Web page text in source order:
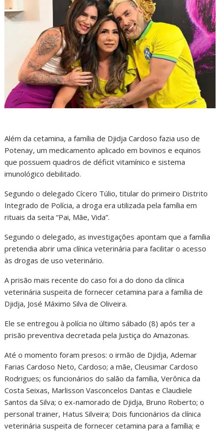
Além da cetamina, a família de Djidja Cardoso fazia uso de
Potenay, um medicamento aplicado em bovinos e equinos
que possuem quadros de déficit vitamínico e sistema
imunológico debilitado.
Segundo o delegado Cícero Túlio, titular do primeiro Distrito
Integrado de Polícia, a droga era utilizada pela família em
rituais da seita “Pai, Mãe, Vida”.
Segundo o delegado, as investigações apontam que a família
pretendia abrir uma clínica veterinária para facilitar o acesso
às drogas de uso veterinário.
A prisão mais recente do caso foi a do dono da clínica
veterinária suspeita de fornecer cetamina para a família de
Djidja, José Máximo Silva de Oliveira.
Ele se entregou à polícia no último sábado (8) após ter a
prisão preventiva decretada pela Justiça do Amazonas.
Até o momento foram presos: o irmão de Djidja, Ademar
Farias Cardoso Neto, Cardoso; a mãe, Cleusimar Cardoso
Rodrigues; os funcionários do salão da família, Verônica da
Costa Seixas, Marlisson Vasconcelos Dantas e Claudiele
Santos da Silva; o ex-namorado de Djidja, Bruno Roberto; o
personal trainer, Hatus Silveira; Dois funcionários da clínica
veterinária suspeita de fornecer cetamina para a família; e